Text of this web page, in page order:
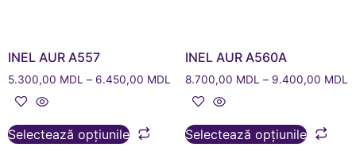
INEL AUR A557
5.300,00 MDL – 6.450,00 MDL
Selectează opțiunile
INEL AUR A560A
8.700,00 MDL – 9.400,00 MDL
Selectează opțiunile